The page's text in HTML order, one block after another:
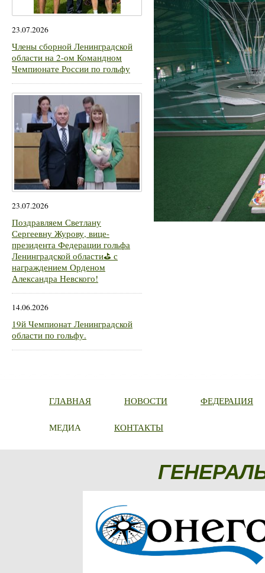
23.07.2026
Члены сборной Ленинградской
области на 2-ом Командном
Чемпионате России по гольфу
23.07.2026
Поздравляем Светлану
Сергеевну Журову, вице-
президента Федерации гольфа
Ленинградской области⛳ с
награждением Орденом
Александра Невского!
14.06.2026
19й Чемпионат Ленинградской
области по гольфу.
ГЛАВНАЯ НОВОСТИ ФЕДЕРАЦИЯ
МЕДИА КОНТАКТЫ